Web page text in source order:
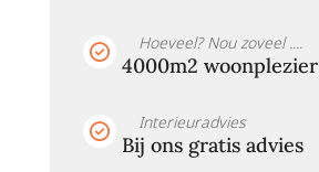
Hoeveel? Nou zoveel ....
4000m2 woonplezier
Interieuradvies
Bij ons gratis advies